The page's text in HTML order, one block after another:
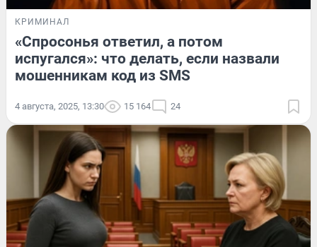
КРИМИНАЛ
«Спросонья ответил, а потом
испугался»: что делать, если назвали
мошенникам код из SMS
4 августа, 2025, 13:30 15 164 24